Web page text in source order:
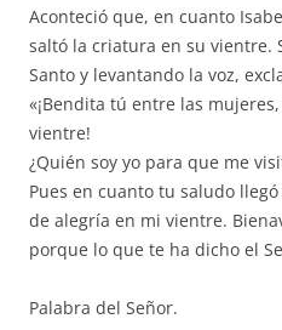
Aconteció que, en cuanto
saltó la criatura en su vientre.
Santo y levantando la voz,
«¡Bendita tú entre las
vientre!
¿Quién soy yo para que me
Pues en cuanto tu saludo
de alegría en mi vientre.
porque lo que te ha dicho el
Palabra del Señor.